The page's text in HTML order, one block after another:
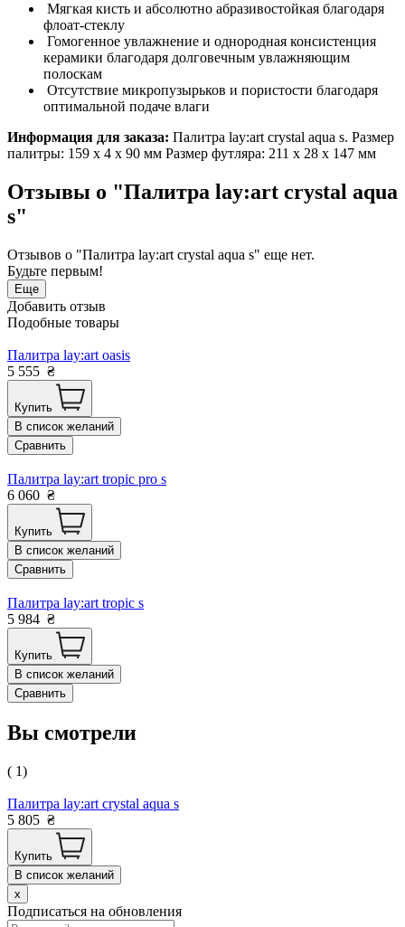
Мягкая кисть и абсолютно абразивостойкая благодаря
флоат-стеклу
Гомогенное увлажнение и однородная консистенция
керамики благодаря долговечным увлажняющим
полоскам
Отсутствие микропузырьков и пористости благодаря
оптимальной подаче влаги
Информация для заказа: Палитра lay:art crystal aqua s. Размер
палитры: 159 x 4 x 90 мм Размер футляра: 211 x 28 x 147 мм
Отзывы о "Палитра lay:art crystal aqua
s"
Отзывов о "Палитра lay:art crystal aqua s" еще нет.
Будьте первым!
Еще
Добавить отзыв
Подобные товары
Палитра lay:art oasis
5 555 ₴
Купить
В список желаний
Сравнить
Палитра lay:art tropic pro s
6 060 ₴
Купить
В список желаний
Сравнить
Палитра lay:art tropic s
5 984 ₴
Купить
В список желаний
Сравнить
Вы смотрели
( 1)
Палитра lay:art crystal aqua s
5 805 ₴
Купить
В список желаний
x
Подписаться на обновления